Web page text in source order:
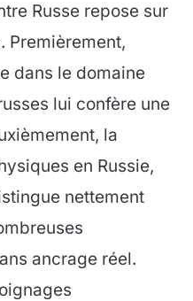
Russe repose sur
Premièrement,
dans le domaine
lui confère une
la
en Russie,
nettement
ancrage réel.